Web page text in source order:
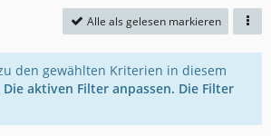
Alle als gelesen markieren
den gewählten Kriterien in diesem
Die aktiven Filter anpassen. Die Filter